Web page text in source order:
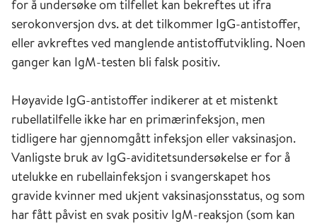
for å undersøke om tilfellet kan bekreftes ut ifra
serokonversjon dvs. at det tilkommer IgG-antistoffer,
eller avkreftes ved manglende antistoffutvikling. Noen
ganger kan IgM-testen bli falsk positiv.
Høyavide IgG-antistoffer indikerer at et mistenkt
rubellatilfelle ikke har en primærinfeksjon, men
tidligere har gjennomgått infeksjon eller vaksinasjon.
Vanligste bruk av IgG-aviditetsundersøkelse er for å
utelukke en rubellainfeksjon i svangerskapet hos
gravide kvinner med ukjent vaksinasjonsstatus, og som
har fått påvist en svak positiv IgM-reaksjon (som kan